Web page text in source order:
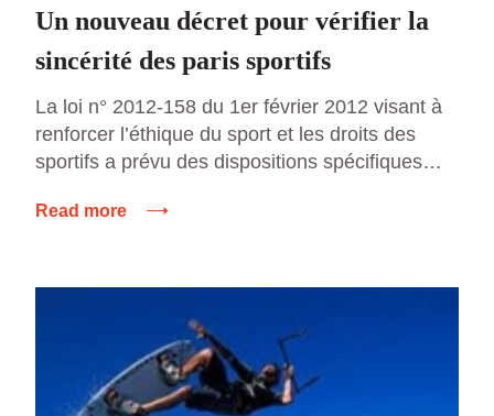
Un nouveau décret pour vérifier la
sincérité des paris sportifs
La loi n° 2012-158 du 1er février 2012 visant à
renforcer l’éthique du sport et les droits des
sportifs a prévu des dispositions spécifiques
nouvel article L. 131-16-1 du code du sport. Ces
Read more